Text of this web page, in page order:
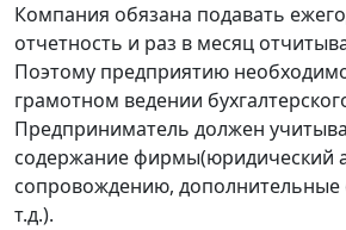
Компания обязана подавать
отчетность и раз в месяц
Поэтому предприятию
грамотном ведении
Предприниматель должен
содержание фирмы(юридический
сопровождению, дополнительные
т.д.).